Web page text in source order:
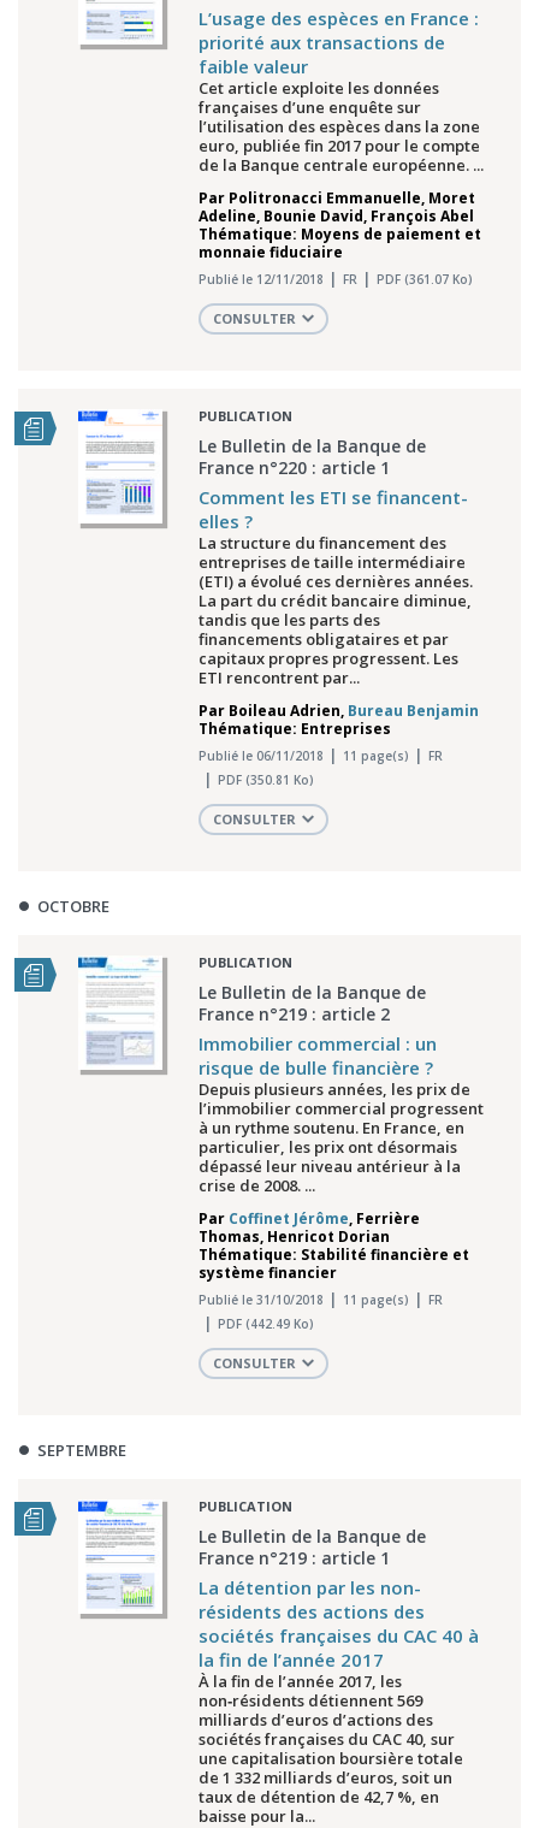
L’usage des espèces en France :
priorité aux transactions de
faible valeur
Cet article exploite les données
françaises d’une enquête sur
l’utilisation des espèces dans la zone
euro, publiée fin 2017 pour le compte
de la Banque centrale européenne. ...
Par Politronacci Emmanuelle, Moret
Adeline, Bounie David, François Abel
Thématique: Moyens de paiement et
monnaie fiduciaire
Publié le 12/11/2018 FR PDF (361.07 Ko)
CONSULTER
PUBLICATION
Le Bulletin de la Banque de
France n°220 : article 1
Comment les ETI se financent-
elles ?
La structure du financement des
entreprises de taille intermédiaire
(ETI) a évolué ces dernières années.
La part du crédit bancaire diminue,
tandis que les parts des
financements obligataires et par
capitaux propres progressent. Les
ETI rencontrent par...
Par Boileau Adrien, Bureau Benjamin
Thématique: Entreprises
Publié le 06/11/2018 11 page(s)
FR
PDF (350.81 Ko)
CONSULTER
OCTOBRE
PUBLICATION
Le Bulletin de la Banque de
France n°219 : article 2
Immobilier commercial : un
risque de bulle financière ?
Depuis plusieurs années, les prix de
l’immobilier commercial progressent
à un rythme soutenu. En France, en
particulier, les prix ont désormais
dépassé leur niveau antérieur à la
crise de 2008. ...
Par Coffinet Jérôme, Ferrière
Thomas, Henricot Dorian
Thématique: Stabilité financière et
système financier
Publié le 31/10/2018 11 page(s)
FR
PDF (442.49 Ko)
CONSULTER
SEPTEMBRE
PUBLICATION
Le Bulletin de la Banque de
France n°219 : article 1
La détention par les non-
résidents des actions des
sociétés françaises du CAC 40 à
la fin de l’année 2017
À la fin de l’année 2017, les
non‑résidents détiennent 569
milliards d’euros d’actions des
sociétés françaises du CAC 40, sur
une capitalisation boursière totale
de 1 332 milliards d’euros, soit un
taux de détention de 42,7 %, en
baisse pour la...